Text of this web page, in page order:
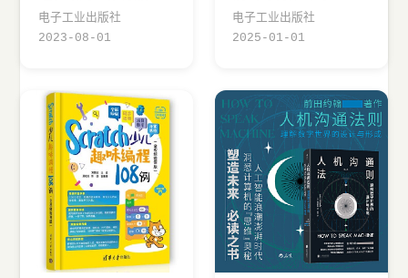
电子工业出版社
2023-08-01
电子工业出版社
2025-01-01